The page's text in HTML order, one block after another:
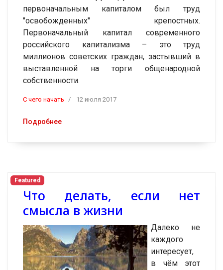
первоначальным капиталом был труд
"освобожденных" крепостных.
Первоначальный капитал современного
российского капитализма – это труд
миллионов советских граждан, застывший в
выставленной на торги общенародной
собственности.
C чего начать 12 июля 2017
Подробнее
Featured
Что делать, если нет
смысла в жизни
Далеко не
каждого
интересует,
в чём этот